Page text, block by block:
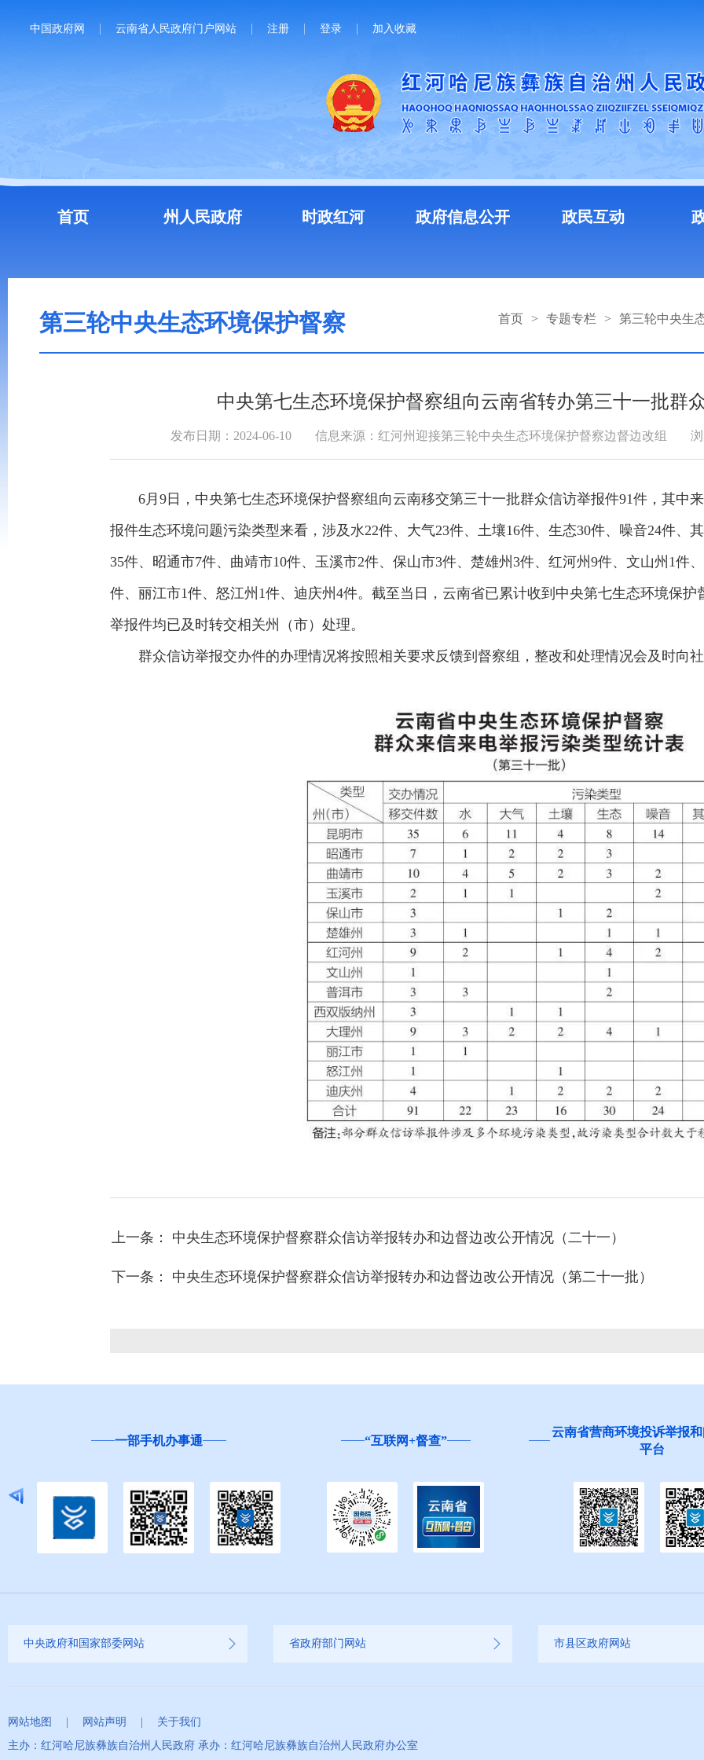
中国政府网 云南省人民政府门户网站 注册 登录 加入收藏
首页 州人民政府 时政红河 政府信息公开 政民互动
第三轮中央生态环境保护督察 首页 > 专题专栏 > 第三轮中央生
中央第七生态环境保护督察组向云南省转办第三十一批群
发布日期：2024-06-10 信息来源：红河州迎接第三轮中央生态环境保护督察边督边改组
6月9日，中央第七生态环境保护督察组向云南移交第三十一批群众信访举报件91件，其中
报件生态环境问题污染类型来看，涉及水22件、大气23件、土壤16件、生态30件、噪音24件、
35件、昭通市7件、曲靖市10件、玉溪市2件、保山市3件、楚雄州3件、红河州9件、文山州1件
件、丽江市1件、怒江州1件、迪庆州4件。截至当日，云南省已累计收到中央第七生态环境保护
举报件均已及时转交相关州（市）处理。
群众信访举报交办件的办理情况将按照相关要求反馈到督察组，整改和处理情况会及时向
上一条： 中央生态环境保护督察群众信访举报转办和边督边改公开情况（二十一）
下一条： 中央生态环境保护督察群众信访举报转办和边督边改公开情况（第二十一批）
一部手机办事通 “互联网+督查”
云南省营商环境投诉举报
平台
中央政府和国家部委网站 省政府部门网站 市县区政府网站
网站地图 网站声明
关于我们
主办：红河哈尼族彝族自治州人民政府 承办：红河哈尼族彝族自治州人民政府办公室